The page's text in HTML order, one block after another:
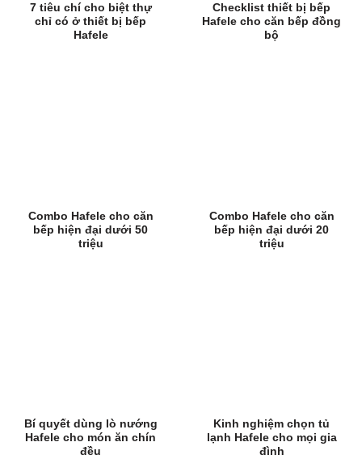
7 tiêu chí cho biệt thự
chỉ có ở thiết bị bếp
Hafele
Checklist thiết bị bếp
Hafele cho căn bếp đồng
bộ
Combo Hafele cho căn
bếp hiện đại dưới 50
triệu
Combo Hafele cho căn
bếp hiện đại dưới 20
triệu
Bí quyết dùng lò nướng
Hafele cho món ăn chín
đều
Kinh nghiệm chọn tủ
lạnh Hafele cho mọi gia
đình